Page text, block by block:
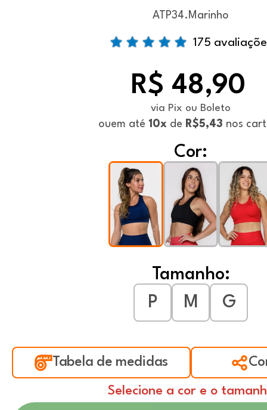
ATP34.Marinho
175
R$ 48,90
via Pix ou Boleto
ouem até 10xde R$5,43 nos
Cor:
Tamanho:
P
M G
Tabela de medidas
Selecione a cor e o